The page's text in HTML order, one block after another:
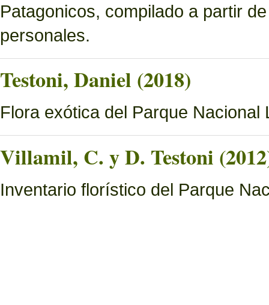
Patagonicos, compilado a partir
personales.
Testoni, Daniel (2018)
Flora exótica del Parque Nacional
Villamil, C. y D. Testoni
Inventario florístico del Parque